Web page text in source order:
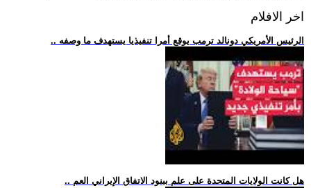
اخر الافلام
.. الرئيس الأمريكي دونالد ترمب يوقع أمرا تنفيذيا يستهدف ما وصفه
.. هل كانت الولايات المتحدة على علم ببنود الاتفاق الإيراني العم